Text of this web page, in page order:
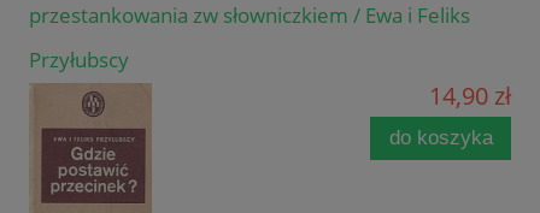
przestankowania zw słowniczkiem / Ewa i Feliks
Przyłubscy
14,90 zł
do koszyka